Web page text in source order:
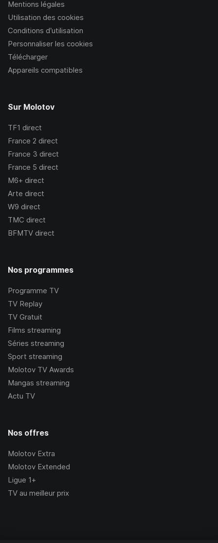
Mentions légales
Utilisation des cookies
Conditions d’utilisation
Personnaliser les cookies
Télécharger
Appareils compatibles
Sur Molotov
TF1 direct
France 2 direct
France 3 direct
France 5 direct
M6+ direct
Arte direct
W9 direct
TMC direct
BFMTV direct
Nos programmes
Programme TV
TV Replay
TV Gratuit
Films streaming
Séries streaming
Sport streaming
Molotov TV Awards
Mangas streaming
Actu TV
Nos offres
Molotov Extra
Molotov Extended
Ligue 1+
TV au meilleur prix